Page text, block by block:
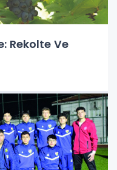
Rekolte Ve